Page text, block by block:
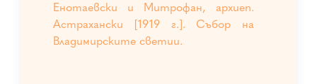
Енотаевски и Митрофан, архиеп.
Астрахански [1919 г.]. Събор на
Владимирските светии.